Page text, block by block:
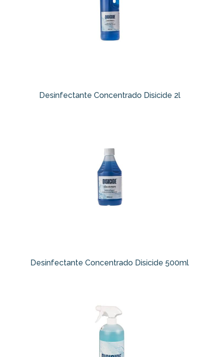
Desinfectante Concentrado Disicide 2l
Desinfectante Concentrado Disicide 500ml